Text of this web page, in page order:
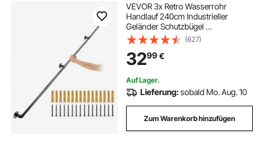
VEVOR 3x Retro Wasserrohr
Handlauf 240cm Industrieller
Geländer Schutzbügel ​
Kohlenstoffstahl 4x
Wandhalterungen Handlauf Rustikal
200kg Tragfähigkeit Geeignet für
Handläufe im Innen-/Außenbereich
(627)
3299€
Auf Lager.
Lieferung:sobald Mo. Aug. 10
Zum Warenkorb hinzufügen